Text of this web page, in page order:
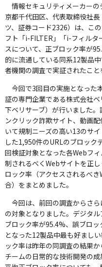
情報セキュリティメーカー
京都千代田区、代表取締役社
ツ、証券コード2326）は、こ
フト「i-FILTER」「i-フィルタ
スについて、正ブロック率が
的に流通している同系12製品
者機関の調査で実証されたこと
今回で3回目の実施となった
証の専門企業である株式会社
下ベリサーブ）が行いました
ンクリック詐欺サイト、動画
いて規制ニーズの高い13のサ
した1,950件のURLのブロック
回検証対象となった各Webフ
制されるべくWebサイトを正
ロック率（アクセスされるべ
合）をまとめました。
今回は、前回の調査からさ
の対象となりました。デジタ
ブロック率が95.4%、誤ブロ
となった12製品中最も好まし
ック率は昨年の同調査の結果
チームの日常的な技術開発の成